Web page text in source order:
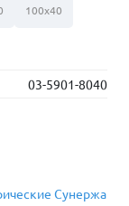
100х40
03-5901-8040
Сунержа